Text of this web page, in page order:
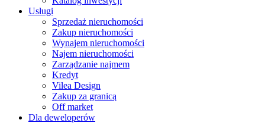
Usługi
Sprzedaż nieruchomości
Zakup nieruchomości
Wynajem nieruchomości
Najem nieruchomości
Zarządzanie najmem
Kredyt
Vilea Design
Zakup za granicą
Off market
Dla deweloperów